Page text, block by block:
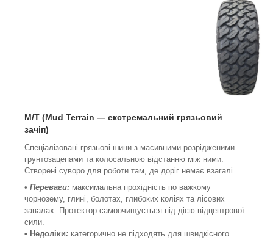
M/T (Mud Terrain — екстремальний грязьовий
зачіп)
Спеціалізовані грязьові шини з масивними розрідженими
грунтозацепами та колосальною відстанню між ними.
Створені суворо для роботи там, де доріг немає взагалі.
• Переваги: максимальна прохідність по важкому
чорнозему, глині, болотах, глибоких коліях та лісових
завалах. Протектор самоочищується під дією відцентрової
сили.
• Недоліки: категорично не підходять для швидкісного